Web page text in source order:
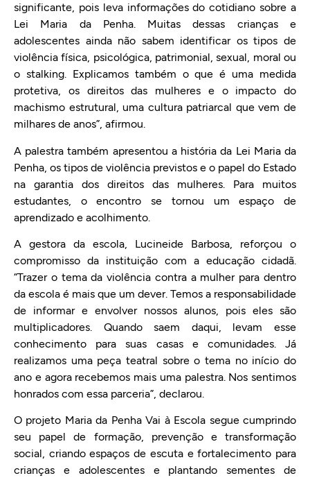
significante, pois leva informações do cotidiano sobre a
Lei Maria da Penha. Muitas dessas crianças e
adolescentes ainda não sabem identificar os tipos de
violência física, psicológica, patrimonial, sexual, moral ou
o stalking. Explicamos também o que é uma medida
protetiva, os direitos das mulheres e o impacto do
machismo estrutural, uma cultura patriarcal que vem de
milhares de anos”, afirmou.
A palestra também apresentou a história da Lei Maria da
Penha, os tipos de violência previstos e o papel do Estado
na garantia dos direitos das mulheres. Para muitos
estudantes, o encontro se tornou um espaço de
aprendizado e acolhimento.
A gestora da escola, Lucineide Barbosa, reforçou o
compromisso da instituição com a educação cidadã.
“Trazer o tema da violência contra a mulher para dentro
da escola é mais que um dever. Temos a responsabilidade
de informar e envolver nossos alunos, pois eles são
multiplicadores. Quando saem daqui, levam esse
conhecimento para suas casas e comunidades. Já
realizamos uma peça teatral sobre o tema no início do
ano e agora recebemos mais uma palestra. Nos sentimos
honrados com essa parceria”, declarou.
O projeto Maria da Penha Vai à Escola segue cumprindo
seu papel de formação, prevenção e transformação
social, criando espaços de escuta e fortalecimento para
crianças e adolescentes e plantando sementes de